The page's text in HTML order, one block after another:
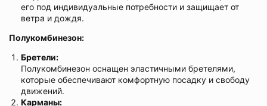
его под индивидуальные потребности и защищает от
ветра и дождя.
Полукомбинезон:
Бретели:
Полукомбинезон оснащен эластичными бретелями,
которые обеспечивают комфортную посадку и свободу
движений.
Карманы: